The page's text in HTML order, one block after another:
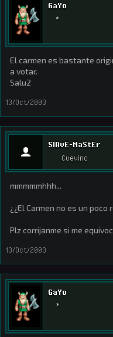
GaYo
*
El carmen es bastante
a votar.
Salu2
13/Oct/2003
SlAvE-MaStEr
Cuevino
mmmmmhhh...
¿¿El Carmen no es un poco
Plz corrijanme si me
13/Oct/2003
GaYo
*